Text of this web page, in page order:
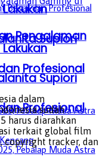
Supiori
Profesional
Supiori
Profesional
Pengalaman
dalam
sudah
harus diarahkan
terkait global film
tracker, dan